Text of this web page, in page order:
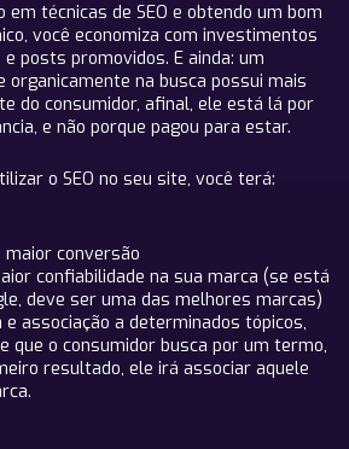
técnicas de SEO e obtendo um bom
você economiza com investimentos
posts promovidos. E ainda: um
organicamente na busca possui mais
do consumidor, afinal, ele está lá por
e não porque pagou para estar.
o SEO no seu site, você terá:
maior conversão
confiabilidade na sua marca (se está
deve ser uma das melhores marcas)
associação a determinados tópicos,
que o consumidor busca por um termo,
resultado, ele irá associar aquele